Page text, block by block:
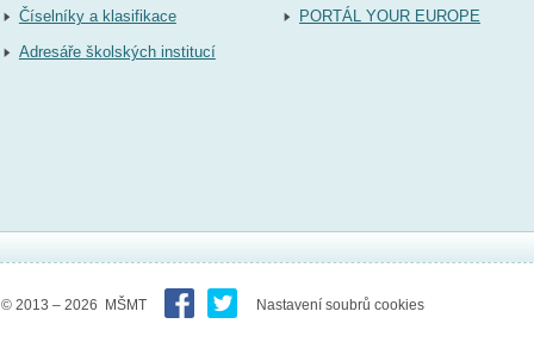
Číselníky a klasifikace
Adresáře školských institucí
PORTÁL YOUR EUROPE
© 2013 – 2026 MŠMT Nastavení soubrů cookies